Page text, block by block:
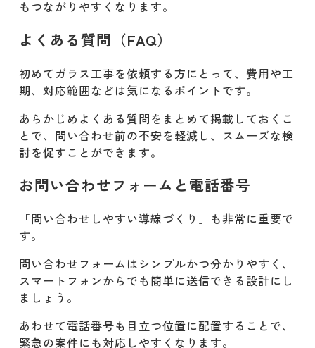
もつながりやすくなります。
よくある質問（FAQ）
初めてガラス工事を依頼する方にとって、費用や工
期、対応範囲などは気になるポイントです。
あらかじめよくある質問をまとめて掲載しておくこ
とで、問い合わせ前の不安を軽減し、スムーズな検
討を促すことができます。
お問い合わせフォームと電話番号
「問い合わせしやすい導線づくり」も非常に重要で
す。
問い合わせフォームはシンプルかつ分かりやすく、
スマートフォンからでも簡単に送信できる設計にし
ましょう。
あわせて電話番号も目立つ位置に配置することで、
緊急の案件にも対応しやすくなります。